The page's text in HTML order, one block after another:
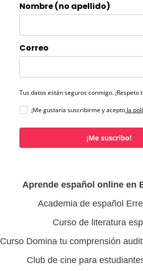
Nombre (no apellido)
Correo
Tus datos están seguros conmigo. ¡Respeto
¡Me gustaría suscribirme y acepto la
¡Me suscribo!
Aprende español online en
Academia de español
Curso de literatura
Curso Domina tu comprensión
Club de cine para